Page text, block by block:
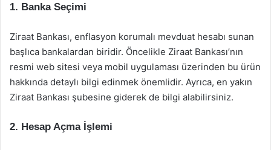
1. Banka Seçimi
Ziraat Bankası, enflasyon korumalı mevduat hesabı sunan
başlıca bankalardan biridir. Öncelikle Ziraat Bankası’nın
resmi web sitesi veya mobil uygulaması üzerinden bu ürün
hakkında detaylı bilgi edinmek önemlidir. Ayrıca, en yakın
Ziraat Bankası şubesine giderek de bilgi alabilirsiniz.
2. Hesap Açma İşlemi